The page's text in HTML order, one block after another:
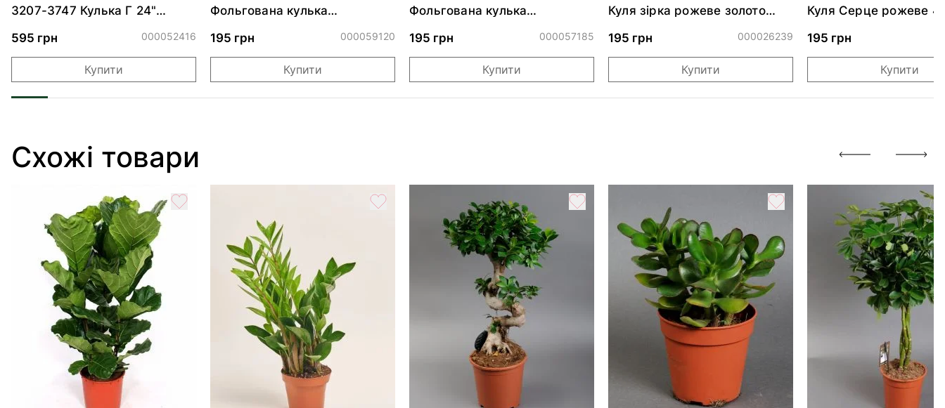
3207-3747 Кулька Г 24"
595 грн
000052416
Купити
Фольгована кулька
обіймами"
195 грн 000059120
Купити
Фольгована кулька
ДР"
195 грн 000057185
Купити
Куля зірка рожеве золото
195 грн
000026239
Купити
Куля Серце рожеве
195 грн
Купити
Схожі товари